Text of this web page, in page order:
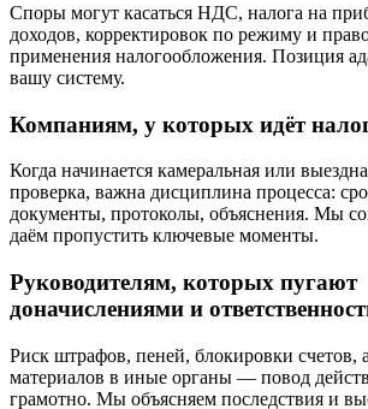
Споры могут касаться НДС, налога на
доходов, корректировок по режиму и
применения налогообложения. Позиция
вашу систему.
Компаниям, у которых идёт
Когда начинается камеральная или
проверка, важна дисциплина процесса:
документы, протоколы, объяснения. Мы
даём пропустить ключевые моменты.
Руководителям, которых пугают
доначислениями и
Риск штрафов, пеней, блокировки счетов,
материалов в иные органы — повод
грамотно. Мы объясняем последствия и